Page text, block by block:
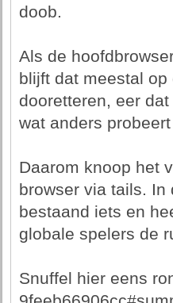
doob.
Als de
blijft dat meestal
dooretteren, eer
wat anders
Daarom knoop het
browser via tails. In
bestaand iets en
globale spelers de
Snuffel hier eens